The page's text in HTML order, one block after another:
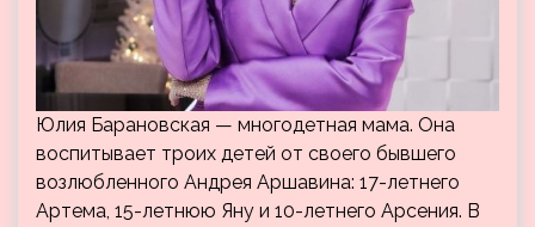
Юлия Барановская — многодетная мама. Она
воспитывает троих детей от своего бывшего
возлюбленного Андрея Аршавина: 17-летнего
Артема, 15-летнюю Яну и 10-летнего Арсения. В